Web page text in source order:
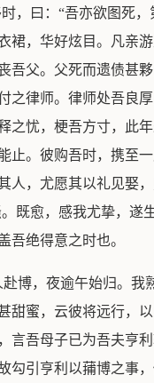
，曰：“吾亦欲图死
，华好炫目。凡亲
父。父死而遗债甚
律师。律师处吾良
忧，梗吾方寸，此
。彼购吾时，携至
，尤愿其以礼见娶
既愈，感我尤挚，遂
吾绝得意之时也。
博，夜逾午始归。
蜜，云彼将远行，
吾母子已为吾夫亨
引亨利以蒱博之事